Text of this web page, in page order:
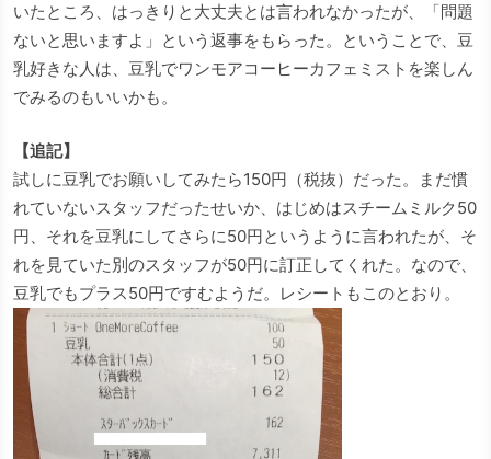
いたところ、はっきりと大丈夫とは言われなかったが、「問題
ないと思いますよ」という返事をもらった。ということで、豆
乳好きな人は、豆乳でワンモアコーヒーカフェミストを楽しん
でみるのもいいかも。
【追記】
試しに豆乳でお願いしてみたら150円（税抜）だった。まだ慣
れていないスタッフだったせいか、はじめはスチームミルク50
円、それを豆乳にしてさらに50円というように言われたが、そ
れを見ていた別のスタッフが50円に訂正してくれた。なので、
豆乳でもプラス50円ですむようだ。レシートもこのとおり。